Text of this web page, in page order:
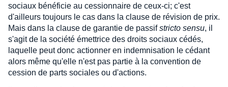
sociaux bénéficie au cessionnaire de ceux-ci; c'est
d'ailleurs toujours le cas dans la clause de révision de prix.
Mais dans la clause de garantie de passifstricto sensu, il
s'agit de la société émettrice des droits sociaux cédés,
laquelle peut donc actionner en indemnisation le cédant
alors même qu'elle n'est pas partie à la convention de
cession de parts sociales ou d'actions.